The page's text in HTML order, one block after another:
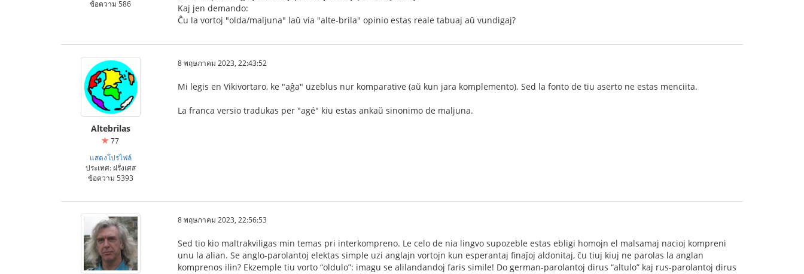
ข้อความ 586
Kaj jen demando:
Ĉu la vortoj "olda/maljuna" laŭ via "alte-brila" opinio estas reale tabuaj aŭ vundigaj?
Altebrilas
77
แสดงโปรไฟล์
ประเทศ: ฝรั่งเศส
ข้อความ 5393
8 พฤษภาคม 2023, 22:43:52
Mi legis en Vikivortaro, ke "aĝa" uzeblus nur komparative (aŭ kun jara komplemento). Sed la fonto de tiu aserto ne estas menciita.
La franca versio tradukas per "agé" kiu estas ankaŭ sinonimo de maljuna.
8 พฤษภาคม 2023, 22:56:53
Sed tio kio maltrakviligas min temas pri interkompreno. Le celo de nia lingvo supozeble estas ebligi homojn el malsamaj nacioj kompreni
unu la alian. Se anglo-parolantoj elektas simple uzi anglajn vortojn kun esperantaj finaĵoj aldonitaj, ĉu tiuj kiuj ne parolas la anglan
komprenos ilin? Ekzemple tiu vorto “oldulo”: imagu se alilandandoj faris simile! Do german-parolantoj dirus “altulo” kaj rus-parolantoj dirus